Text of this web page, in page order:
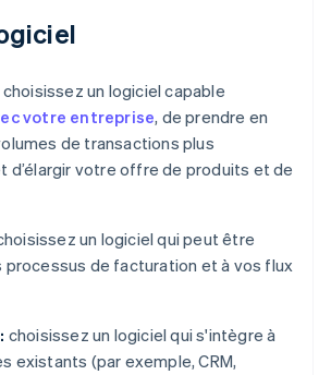
choisissez un logiciel capable
votre entreprise, de prendre en
de transactions plus
d’élargir votre offre de produits et de
un logiciel qui peut être
processus de facturation et à vos flux
choisissez un logiciel qui s'intègre à
existants (par exemple, CRM,